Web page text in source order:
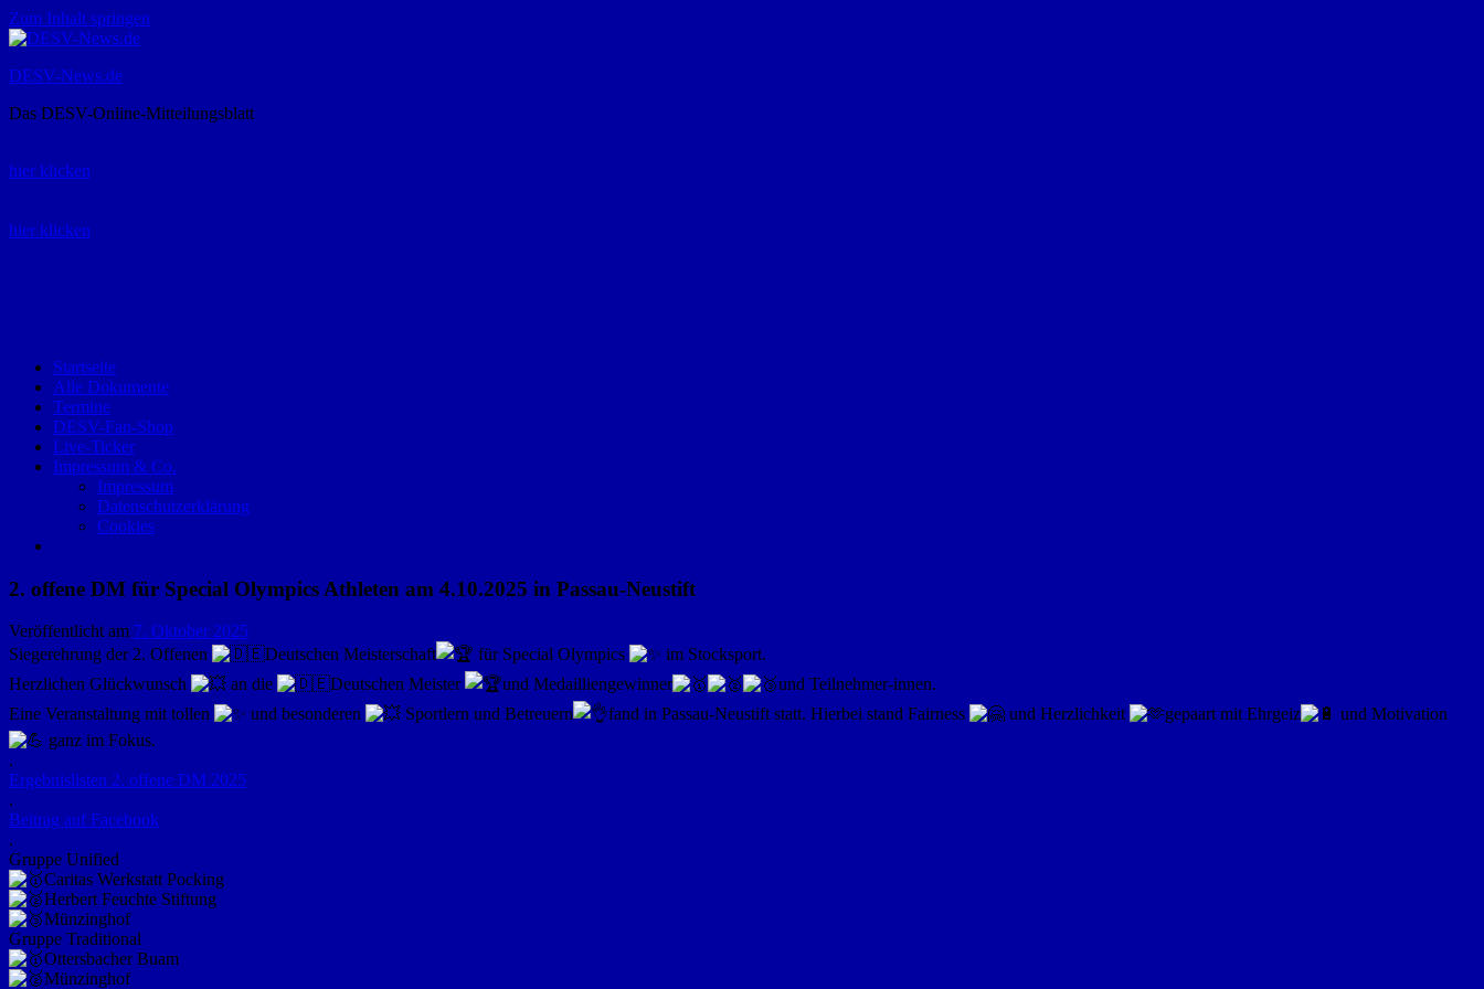
Zum Inhalt springen
DESV-News.de
Das DESV-Online-Mitteilungsblatt
hier klicken
hier klicken
Startseite
Alle Dokumente
Termine
DESV-Fan-Shop
Live-Ticker
Impressum & Co.
Impressum
Datenschutzerklärung
Cookies
2. offene DM für Special Olympics Athleten am 4.10.2025 in Passau-Neustift
Veröffentlicht am 7. Oktober 2025
Siegerehrung der 2. Offenen
Deutschen Meisterschaft für Special Olympics
im Stocksport.
Herzlichen Glückwunsch
an die Deutschen Meister und Medailliengewinner
und Teilnehmer-innen.
Eine Veranstaltung mit tollen
und besonderen Sportlern und Betreuern fand in Passau-Neustift statt. Hierbei stand Fairness und Herzlichkeit gepaart mit Ehrgeiz
und Motivation
ganz im Fokus.
.
Ergebnislisten 2. offene DM 2025
.
Beitrag auf Facebook
.
Gruppe Unified
Caritas Werkstatt Pocking
Herbert Feuchte Stiftung
Münzinghof
Gruppe Traditional
Ottersbacher Buam
Münzinghof